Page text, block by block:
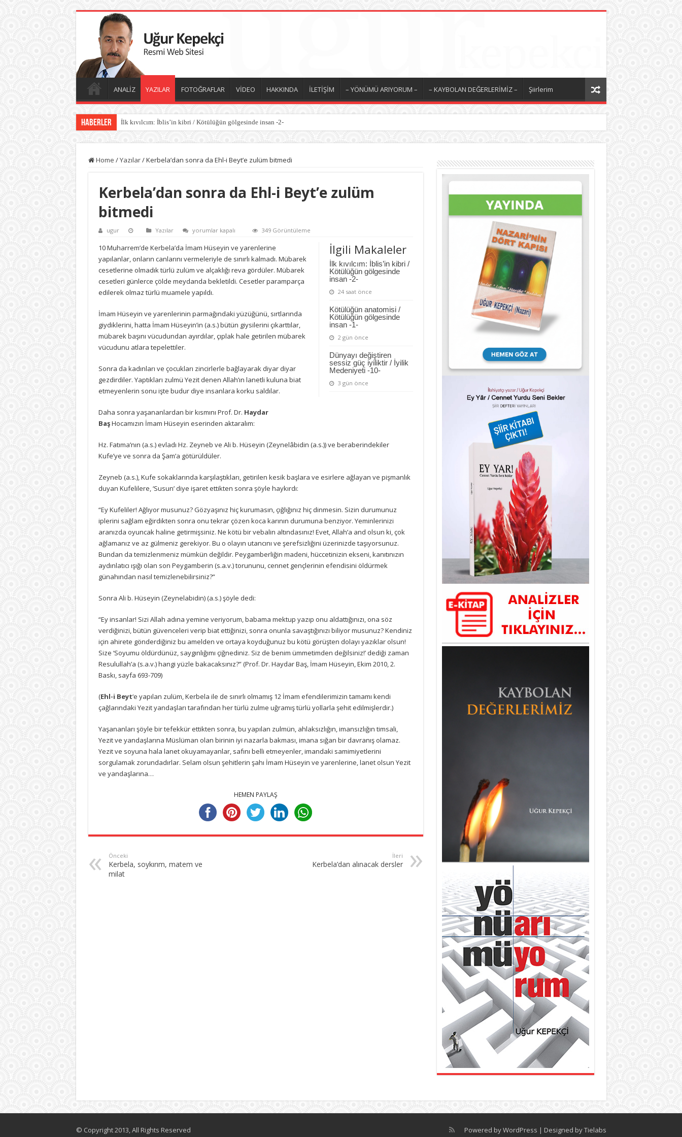
ANALİZ YAZILAR FOTOĞRAFLAR VİDEO HAKKINDA İLETİŞİM – YÖNÜMÜ ARIYORUM – – KAYBOLAN DEĞERLERİMİZ – Şiirlerim
Haberler İlk kıvılcım: İblis’in kibri / Kötülüğün gölgesinde insan -2-
Kötülüğün anatomisi / Kötülüğün gölgesinde insan -1-
Home /Yazılar/Kerbela’dan sonra da Ehl-i Beyt’e zulüm bitmedi
Kerbela’dan sonra da Ehl-i Beyt’e zulüm
bitmedi
ugur Yazılar
Kerbela’dan
da
Ehl-
i
Beyt’e
bitmedi
için
yorumlar kapalı 349 Görüntüleme
İlgili Makaleler
İlk kıvılcım: İblis’in kibri /
Kötülüğün gölgesinde
insan -2-
24 saat önce
Kötülüğün anatomisi /
Kötülüğün gölgesinde
insan -1-
2 gün önce
Dünyayı değiştiren
sessiz güç iyiliktir / İyilik
Medeniyeti -10-
3 gün önce
10 Muharrem’de Kerbela’da İmam Hüseyin ve yarenlerine
yapılanlar, onların canlarını vermeleriyle de sınırlı kalmadı. Mübarek
cesetlerine olmadık türlü zulüm ve alçaklığı reva gördüler. Mübarek
cesetleri günlerce çölde meydanda bekletildi. Cesetler paramparça
edilerek olmaz türlü muamele yapıldı.
İmam Hüseyin ve yarenlerinin parmağındaki yüzüğünü, sırtlarında
giydiklerini, hatta İmam Hüseyin’in (a.s.) bütün giysilerini çıkarttılar,
mübarek başını vücudundan ayırdılar, çıplak hale getirilen mübarek
vücudunu atlara tepelettiler.
Sonra da kadınları ve çocukları zincirlerle bağlayarak diyar diyar
gezdirdiler. Yaptıkları zulmü Yezit denen Allah’ın lanetli kuluna biat
etmeyenlerin sonu işte budur diye insanlara korku saldılar.
Daha sonra yaşananlardan bir kısmını Prof. Dr. Haydar
BaşHocamızın İmam Hüseyin eserinden aktaralım:
Hz. Fatıma’nın (a.s.) evladı Hz. Zeyneb ve Ali b. Hüseyin (Zeynelâbidin (a.s.)) ve beraberindekiler
Kufe’ye ve sonra da Şam’a götürüldüler.
Zeyneb (a.s.), Kufe sokaklarında karşılaştıkları, getirilen kesik başlara ve esirlere ağlayan ve pişmanlık
duyan Kufelilere, ‘Susun’ diye işaret ettikten sonra şöyle haykırdı:
“Ey Kufeliler! Ağlıyor musunuz? Gözyaşınız hiç kurumasın, çığlığınız hiç dinmesin. Sizin durumunuz
iplerini sağlam eğirdikten sonra onu tekrar çözen koca karının durumuna benziyor. Yeminlerinizi
aranızda oyuncak haline getirmişsiniz. Ne kötü bir vebalin altındasınız! Evet, Allah’a and olsun ki, çok
ağlamanız ve az gülmeniz gerekiyor. Bu o olayın utancını ve şerefsizliğini üzerinizde taşıyorsunuz.
Bundan da temizlenmeniz mümkün değildir. Peygamberliğin madeni, hüccetinizin ekseni, kanıtınızın
aydınlatıcı ışığı olan son Peygamberin (s.a.v.) torununu, cennet gençlerinin efendisini öldürmek
günahından nasıl temizlenebilirsiniz?”
Sonra Ali b. Hüseyin (Zeynelabidin) (a.s.) şöyle dedi:
“Ey insanlar! Sizi Allah adına yemine veriyorum, babama mektup yazıp onu aldattığınızı, ona söz
verdiğinizi, bütün güvenceleri verip biat ettiğinizi, sonra onunla savaştığınızı biliyor musunuz? Kendiniz
için ahirete gönderdiğiniz bu amelden ve ortaya koyduğunuz bu kötü görüşten dolayı yazıklar olsun!
Size ‘Soyumu öldürdünüz, saygınlığımı çiğnediniz. Siz de benim ümmetimden değilsiniz!’ dediği zaman
Resulullah’a (s.a.v.) hangi yüzle bakacaksınız?” (Prof. Dr. Haydar Baş, İmam Hüseyin, Ekim 2010, 2.
Baskı, sayfa 693-709)
(Ehl-i Beyt‘e yapılan zulüm, Kerbela ile de sınırlı olmamış 12 İmam efendilerimizin tamamı kendi
çağlarındaki Yezit yandaşları tarafından her türlü zulme uğramış türlü yollarla şehit edilmişlerdir.)
Yaşananları şöyle bir tefekkür ettikten sonra, bu yapılan zulmün, ahlaksızlığın, imansızlığın timsali,
Yezit ve yandaşlarına Müslüman olan birinin iyi nazarla bakması, imana sığan bir davranış olamaz.
Yezit ve soyuna hala lanet okuyamayanlar, safını belli etmeyenler, imandaki samimiyetlerini
sorgulamak zorundadırlar. Selam olsun şehitlerin şahı İmam Hüseyin ve yarenlerine, lanet olsun Yezit
ve yandaşlarına…
HEMEN PAYLAŞ
Önceki
Kerbela, soykırım, matem ve
milat
İleri
Kerbela’dan alınacak dersler
Powered byWordPress | Designed byTielabs
© Copyright 2013, All Rights Reserved